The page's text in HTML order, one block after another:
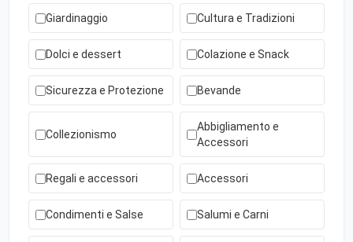
Giardinaggio Cultura e Tradizioni
Dolci e dessert Colazione e Snack
Sicurezza e Protezione Bevande
Collezionismo
Abbigliamento e
Accessori
Regali e accessori Accessori
Condimenti e Salse Salumi e Carni